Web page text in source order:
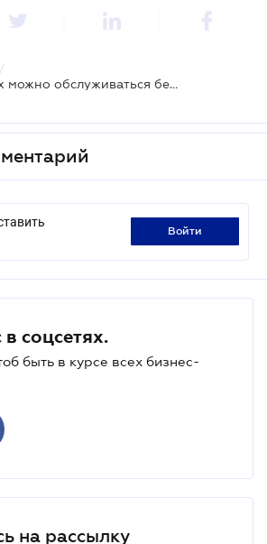
/
В частных клиниках можно обслуживаться бесплатно
войти
соцсетях.
быть в курсе всех бизнес-
на рассылку